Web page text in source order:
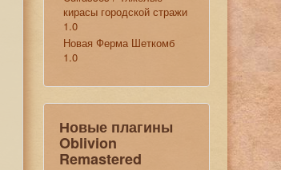
кирасы городской стражи
1.0
Новая Ферма Шеткомб
1.0
Новые плагины
Oblivion
Remastered